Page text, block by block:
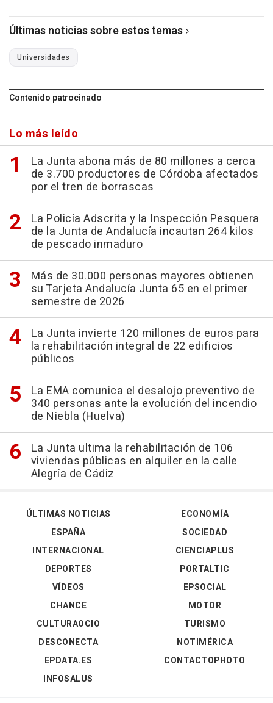
Últimas noticias sobre estos temas
Universidades
Contenido patrocinado
Lo más leído
La Junta abona más de 80 millones a cerca
de 3.700 productores de Córdoba afectados
por el tren de borrascas
La Policía Adscrita y la Inspección Pesquera
de la Junta de Andalucía incautan 264 kilos
de pescado inmaduro
Más de 30.000 personas mayores obtienen
su Tarjeta Andalucía Junta 65 en el primer
semestre de 2026
La Junta invierte 120 millones de euros para
la rehabilitación integral de 22 edificios
públicos
La EMA comunica el desalojo preventivo de
340 personas ante la evolución del incendio
de Niebla (Huelva)
La Junta ultima la rehabilitación de 106
viviendas públicas en alquiler en la calle
Alegría de Cádiz
ÚLTIMAS NOTICIAS
ESPAÑA
INTERNACIONAL
DEPORTES
VÍDEOS
ECONOMÍA
SOCIEDAD
CIENCIAPLUS
PORTALTIC
EPSOCIAL
CHANCE
CULTURAOCIO
DESCONECTA
EPDATA.ES
INFOSALUS
MOTOR
TURISMO
NOTIMÉRICA
CONTACTOPHOTO